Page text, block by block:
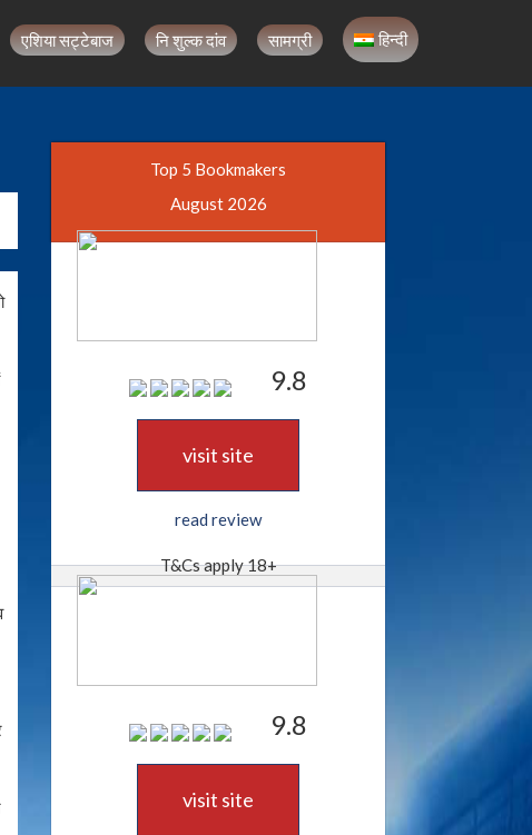
एशिया सट्टेबाज नि शुल्क दांव सामग्री हिन्दी
Top 5 Bookmakers
August 2026
9.8
visit site
read review
T&Cs apply 18+
9.8
visit site